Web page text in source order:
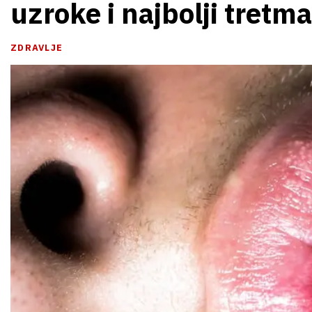
uzroke i najbolji
ZDRAVLJE